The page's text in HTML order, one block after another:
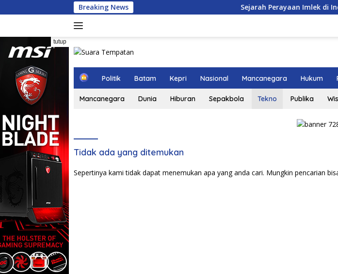
ke
Breaking News Sejarah Perayaan Imlek di Indonesia
tutup
H
e
Politik Batam Kepri Nasional Mancanegara Hukum
Mancanegara Dunia Hiburan Sepakbola Tekno Publika
Tidak ada yang ditemukan
Sepertinya kami tidak dapat menemukan apa yang anda cari. Mungkin pencarian